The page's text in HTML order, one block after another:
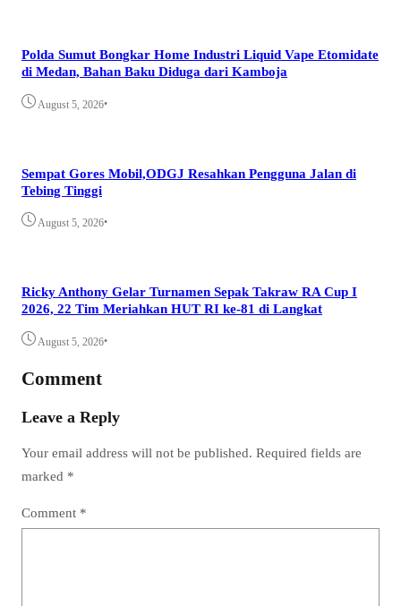
Polda Sumut Bongkar Home Industri Liquid Vape Etomidate
di Medan, Bahan Baku Diduga dari Kamboja
August 5, 2026•
Sempat Gores Mobil,ODGJ Resahkan Pengguna Jalan di
Tebing Tinggi
August 5, 2026•
Ricky Anthony Gelar Turnamen Sepak Takraw RA Cup I
2026, 22 Tim Meriahkan HUT RI ke-81 di Langkat
August 5, 2026•
Comment
Leave a Reply
Your email address will not be published. Required fields are
marked *
Comment *